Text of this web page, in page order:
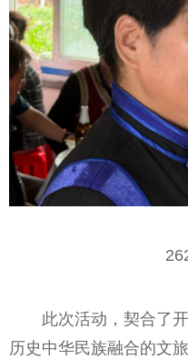
此次活动，契合了
历史中华民族融合的文